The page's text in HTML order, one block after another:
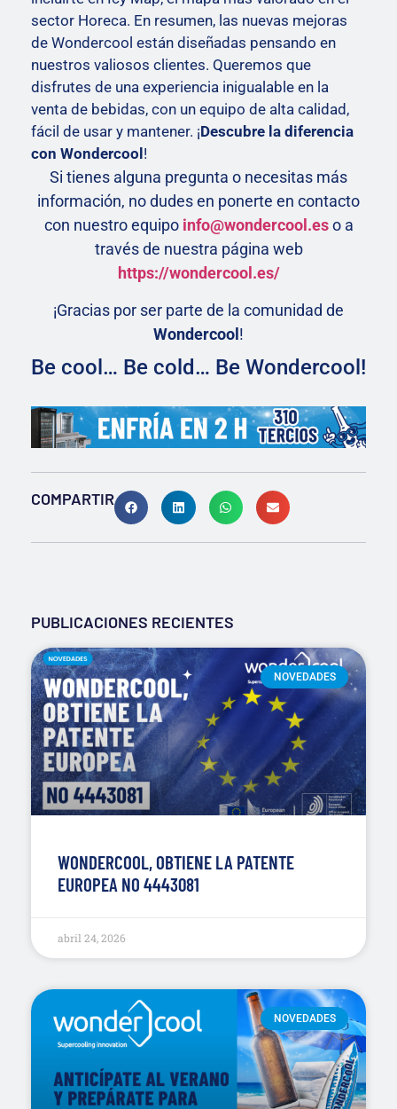
sector Horeca. En resumen, las nuevas mejoras
de Wondercool están diseñadas pensando en
nuestros valiosos clientes. Queremos que
disfrutes de una experiencia inigualable en la
venta de bebidas, con un equipo de alta calidad,
fácil de usar y mantener. ¡Descubre la diferencia
con Wondercool !
Si tienes alguna pregunta o necesitas más
información, no dudes en ponerte en contacto
con nuestro equipo info@wondercool.eso a
través de nuestra página web
https://wondercool.es/
¡Gracias por ser parte de la comunidad de
Wondercool!
Be cool… Be cold… Be Wondercool!
COMPARTIR
PUBLICACIONES RECIENTES
NOVEDADES
WONDERCOOL, OBTIENE LA PATENTE
EUROPEA NO 4443081
abril 24, 2026
NOVEDADES